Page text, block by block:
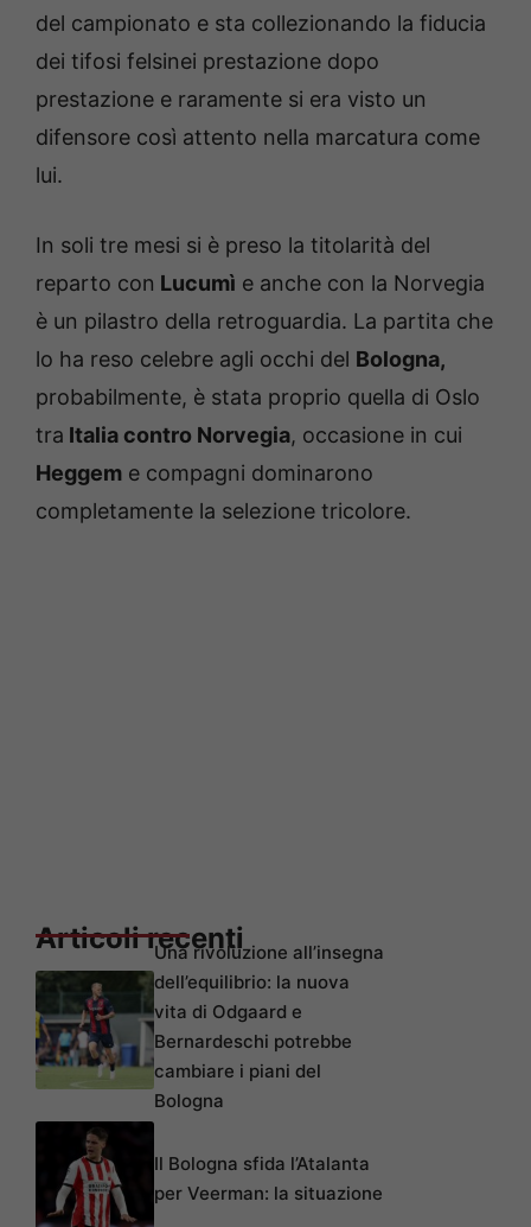
del campionato e sta collezionando la fiducia
dei tifosi felsinei prestazione dopo
prestazione e raramente si era visto un
difensore così attento nella marcatura come
lui.
In soli tre mesi si è preso la titolarità del
reparto con Lucumì e anche con la Norvegia
è un pilastro della retroguardia. La partita che
lo ha reso celebre agli occhi del Bologna,
probabilmente, è stata proprio quella di Oslo
tra Italia contro Norvegia, occasione in cui
Heggem e compagni dominarono
completamente la selezione tricolore.
Articoli recentiUna rivoluzione all’insegna
dell’equilibrio: la nuova
vita di Odgaard e
Bernardeschi potrebbe
cambiare i piani del
Bologna
Il Bologna sfida l’Atalanta
per Veerman: la situazione